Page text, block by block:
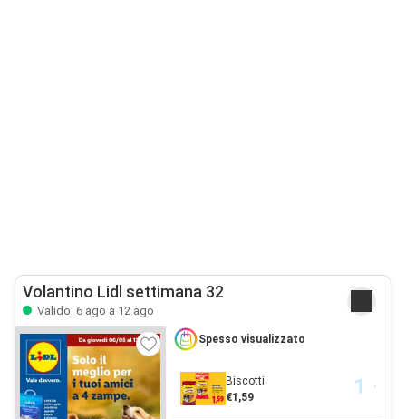
Volantino Lidl settimana 32
Valido: 6 ago a 12 ago
Spesso visualizzato
Biscotti
€1,59